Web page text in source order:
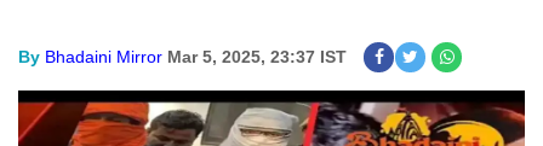
By Bhadaini Mirror Mar 5, 2025, 23:37 IST